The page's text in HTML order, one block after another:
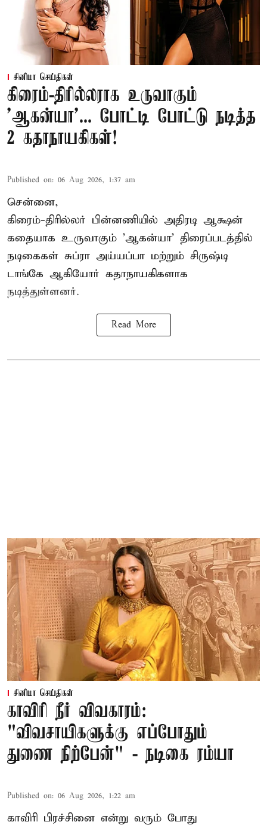
சினிமா செய்திகள்
கிரைம்-திரில்லராக உருவாகும்
'ஆகன்யா'... போட்டி போட்டு நடித்த
2 கதாநாயகிகள்!
Published on: 06 Aug 2026, 1:37 am
சென்னை,
கிரைம்-திரில்லர் பின்னணியில் அதிரடி ஆக்ஷன்
கதையாக உருவாகும் 'ஆகன்யா' திரைப்படத்தில்
நடிகைகள் சுப்ரா அய்யப்பா மற்றும் சிருஷ்டி
டாங்கே ஆகியோர் கதாநாயகிகளாக
நடித்துள்ளனர்.
Read More
சினிமா செய்திகள்
காவிரி நீர் விவகாரம்:
"விவசாயிகளுக்கு எப்போதும்
துணை நிற்பேன்" - நடிகை ரம்யா
Published on: 06 Aug 2026, 1:22 am
காவிரி பிரச்சினை என்று வரும் போது